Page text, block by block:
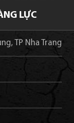
LỰC
TP Nha Trang